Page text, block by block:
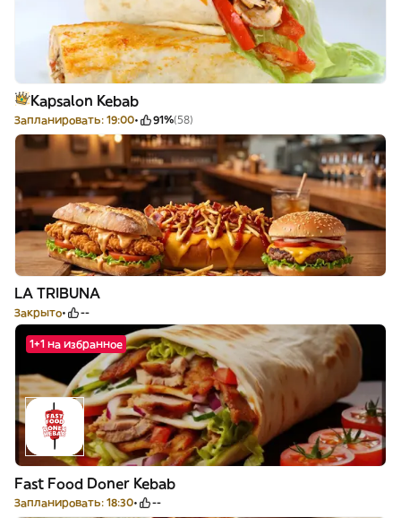
Kapsalon Kebab
Запланировать: 19:00 91%(58)
LA TRIBUNA
Закрыто --
1+1 на избранное
Fast Food Doner Kebab
Запланировать: 18:30 --